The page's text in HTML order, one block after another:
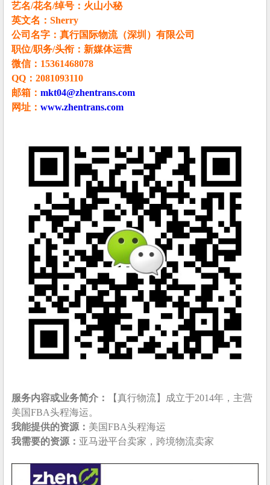
艺名/花名/绰号：火山小秘
英文名：Sherry
公司名字：真行国际物流（深圳）有限公司
职位/职务/头衔：新媒体运营
微信：15361468078
QQ：2081093110
邮箱：mkt04@zhentrans.com
网址：www.zhentrans.com
服务内容或业务简介：
【真行物流】成立于2014年，主营
美国FBA头程海运。
我能提供的资源： 美国FBA头程海运
我需要的资源： 亚马逊平台卖家，跨境物流卖家